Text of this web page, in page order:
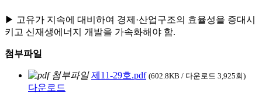
▶ 고유가 지속에 대비하여 경제·산업구조의 효율성을 증대시
키고 신재생에너지 개발을 가속화해야 함.
첨부파일
제11-29호.pdf (602.8KB / 다운로드 3,925회)
다운로드